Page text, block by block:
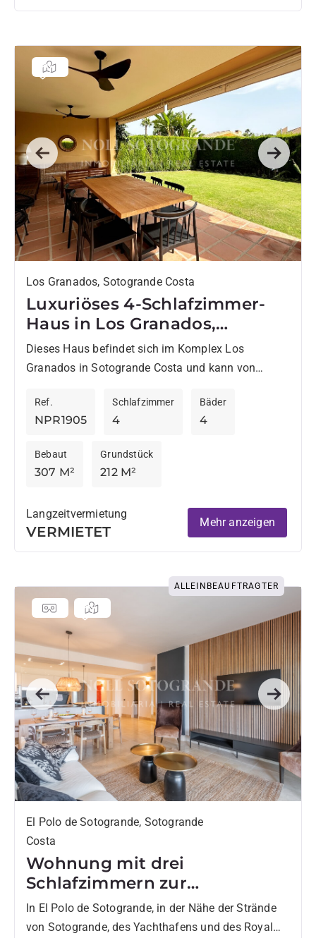
Previous Next
Los Granados, Sotogrande Costa
Luxuriöses 4-Schlafzimmer-
Haus in Los Granados,
Sotogrande Costa – zur
Vermietung
Dieses Haus befindet sich im Komplex Los
Granados in Sotogrande Costa und kann von
Das Haus liegt ideal in...
NPR1905
Ref.
4
Schlafzimmer
4
Bäder
307 M²
Bebaut
212 M²
Grundstück
Langzeitvermietung
VERMIETET
Mehr anzeigen
Previous Next
ALLEINBEAUFTRAGTER
El Polo de Sotogrande, Sotogrande
Costa
Wohnung mit drei
Schlafzimmern zur
Vermietung in El Polo de
Sotogrande
In El Polo de Sotogrande, in der Nähe der Strände
von Sotogrande, des Yachthafens und des Royal